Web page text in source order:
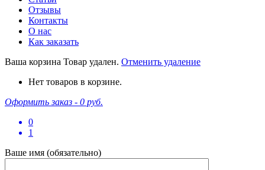
Отзывы
Контакты
О нас
Как заказать
Ваша корзина Товар удален. Отменить удаление
Нет товаров в корзине.
Оформить заказ - 0 руб.
0
1
Ваше имя (обязательно)